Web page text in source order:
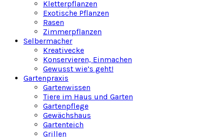
Kletterpflanzen
Exotische Pflanzen
Rasen
Zimmerpflanzen
Selbermacher
Kreativecke
Konservieren, Einmachen
Gewusst wie’s geht!
Gartenpraxis
Gartenwissen
Tiere im Haus und Garten
Gartenpflege
Gewächshaus
Gartenteich
Grillen